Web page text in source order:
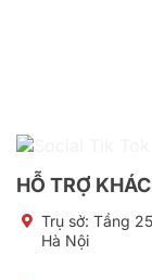
VPĐD: 30
Hotline Kinh